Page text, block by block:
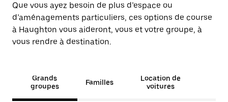
Que vous ayez besoin de plus d’espace ou
d’aménagements particuliers, ces options de course
à Haughton vous aideront, vous et votre groupe, à
vous rendre à destination.
Grands
groupes
Familles
Location de
voitures